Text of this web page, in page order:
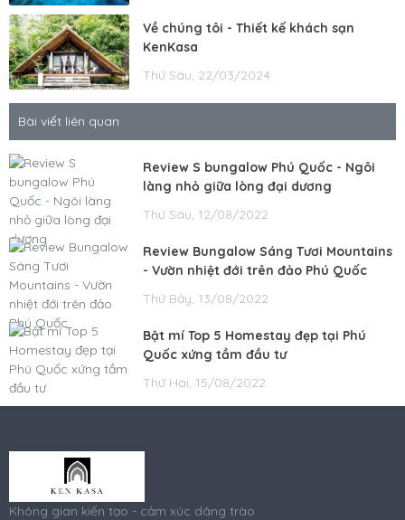
Về chúng tôi - Thiết kế khách sạn
KenKasa
Thứ Sáu, 22/03/2024
Bài viết liên quan
Review S bungalow Phú Quốc - Ngôi
làng nhỏ giữa lòng đại dương
Thứ Sáu, 12/08/2022
Review Bungalow Sáng Tươi Mountains
- Vườn nhiệt đới trên đảo Phú Quốc
Thứ Bảy, 13/08/2022
Bật mí Top 5 Homestay đẹp tại Phú
Quốc xứng tầm đầu tư
Thứ Hai, 15/08/2022
Không gian kiến tạo - cảm xúc dâng trào